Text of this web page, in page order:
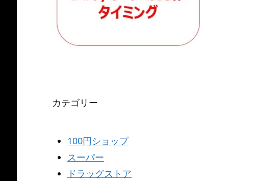
カテゴリー
100円ショップ
スーパー
ドラッグストア